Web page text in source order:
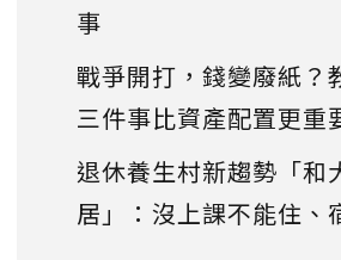
事
戰爭開打，錢變廢紙？
三件事比資產配置更重
退休養生村新趨勢「和
居」：沒上課不能住、